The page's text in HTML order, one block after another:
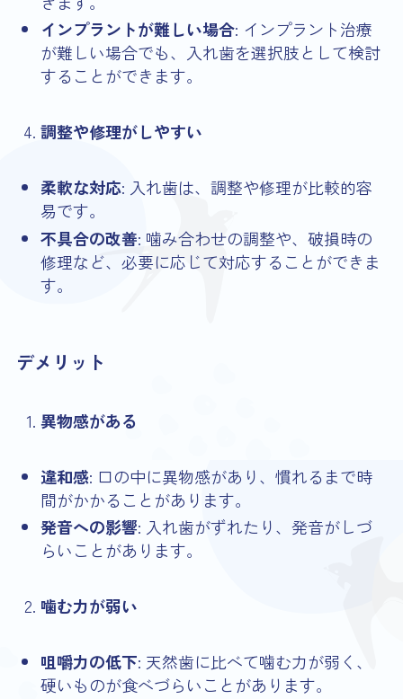
インプラントが難しい場合: インプラント治療
が難しい場合でも、入れ歯を選択肢として検討
することができます。
調整や修理がしやすい
柔軟な対応: 入れ歯は、調整や修理が比較的容
易です。
不具合の改善: 噛み合わせの調整や、破損時の
修理など、必要に応じて対応することができま
す。
デメリット
異物感がある
違和感: 口の中に異物感があり、慣れるまで時
間がかかることがあります。
発音への影響: 入れ歯がずれたり、発音がしづ
らいことがあります。
噛む力が弱い
咀嚼力の低下: 天然歯に比べて噛む力が弱く、
硬いものが食べづらいことがあります。